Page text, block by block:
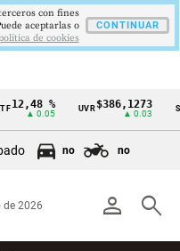
12,48 %
▲ 0.05
UVR$386,1273
▲ 0.03
no no
person search
de 2026
con fines
aceptarlas o
de cookies
CONTINUAR